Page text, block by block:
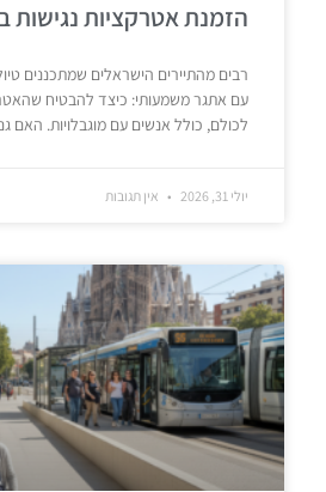
הזמנת אטרקציות נגישות
רבים מהתיירים הישראלים שמתכננים
עם אתגר משמעותי: כיצד להבטיח
לכולם, כולל אנשים עם מוגבלויות. האם גם
יולי 31, 2026 אין תגובות